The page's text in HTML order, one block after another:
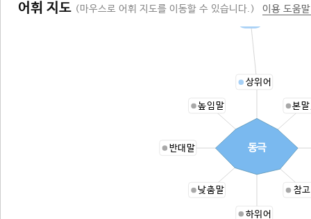
어휘 지도 (마우스로 어휘 지도를 이동할 수 있습니다.) 이용 도움
상위어
본
참
하위어
낮춤말
반대말
높임말
동극